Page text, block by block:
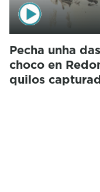
Pecha unha
choco en
quilos